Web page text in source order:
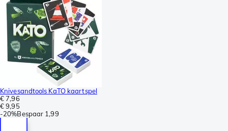
Knivesandtools KaTO kaartspel
€ 7,96
€ 9,95
-20%Bespaar 1,99